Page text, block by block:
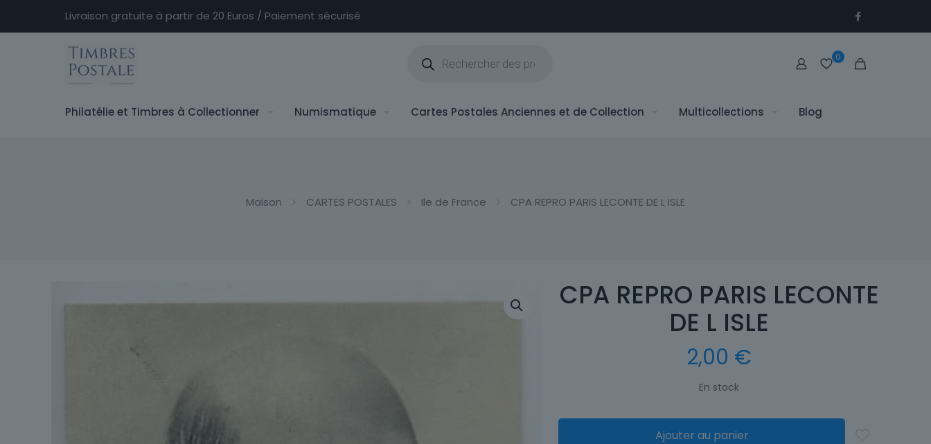
Livraison gratuite à partir de 20 Euros / Paiement sécurisé
produits
0
Philatélie et Timbres à Collectionner Numismatique Cartes Postales Anciennes et de Collection Multicollections Blog
Maison CARTES POSTALES Ile de France CPA REPRO PARIS LECONTE DE L ISLE
CPA REPRO PARIS LECONTE
DE L ISLE
2,00 €
En stock
Ajouter au panier